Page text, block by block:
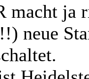
macht ja
neue